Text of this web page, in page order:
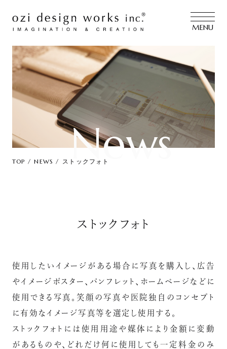
TOP NEWS ストックフォトNews
ストックフォト
使用したいイメージがある場合に写真を購入し、広告
やイメージポスター、パンフレット、ホームページなどに
使用できる写真。笑顔の写真や医院独自のコンセプト
に有効なイメージ写真等を選定し使用する。
ストックフォトには使用用途や媒体により金額に変動
があるものや、どれだけ何に使用しても一定料金のみ
MENU